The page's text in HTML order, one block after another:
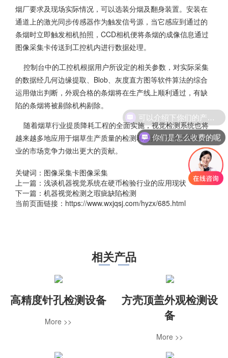
烟厂要求及现场实际情况，可以选装分烟及翻身装置。安装在
通道上的激光同步传感器作为触发信号源，当它感应到通过的
条烟时立即触发相机拍照，CCD相机便将条烟的成像信息通过
图像采集卡传送到工控机内进行数据处理。
控制台中的工控机根据用户所设定的相关参数，对实际采集
的数据经几何边缘提取、Blob、灰度直方图等软件算法的综合
运用做出判断，外观合格的条烟将在生产线上顺利通过，有缺
陷的条烟将被剔除机构剔除。
随着烟草行业提质降耗工程的全面实施，视觉检测系统也将
越来越多地应用于烟草生产质量的检测和监控，为提升烟草企
业的市场竞争力做出更大的贡献。
关键词：图像采集卡图像采集
上一篇： 浅谈机器视觉系统在硬币检验行业的应用现状
下一篇： 机器视觉检测之瑕疵缺陷检测
当前页面链接：https://www.wxjqsj.com/hyzx/685.html
相关产品
高精度针孔检测设备
More >>
方壳顶盖外观检测设
备
More >>
你们是怎么收费的呢